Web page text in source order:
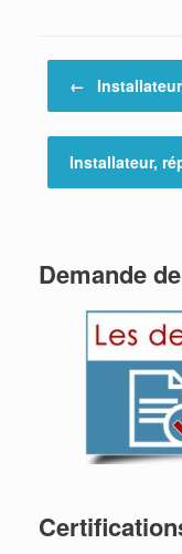
←
Installateur,
Demande